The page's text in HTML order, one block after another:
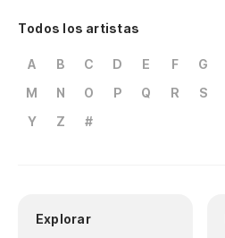
Todos los artistas
A B C D E F G
M
N O P Q R S
Y
Z #
Explorar